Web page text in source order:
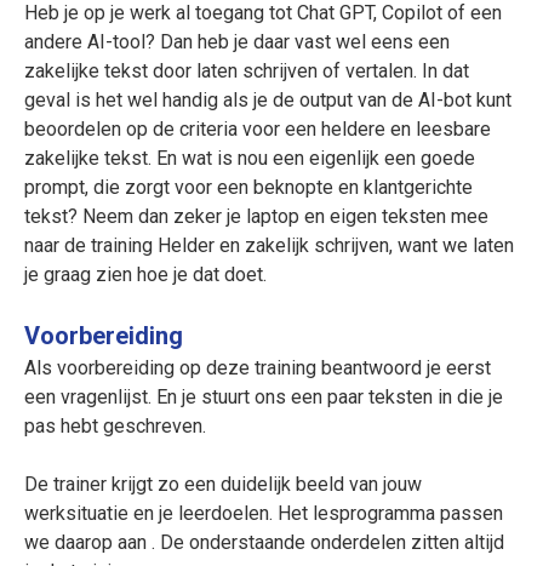
Heb je op je werk al toegang tot Chat GPT, Copilot of een
andere AI-tool? Dan heb je daar vast wel eens een
zakelijke tekst door laten schrijven of vertalen. In dat
geval is het wel handig als je de output van de AI-bot kunt
beoordelen op de criteria voor een heldere en leesbare
zakelijke tekst. En wat is nou een eigenlijk een goede
prompt, die zorgt voor een beknopte en klantgerichte
tekst? Neem dan zeker je laptop en eigen teksten mee
naar de training Helder en zakelijk schrijven, want we laten
je graag zien hoe je dat doet.
Voorbereiding
Als voorbereiding op deze training beantwoord je eerst
een vragenlijst. En je stuurt ons een paar teksten in die je
pas hebt geschreven.
De trainer krijgt zo een duidelijk beeld van jouw
werksituatie en je leerdoelen. Het lesprogramma passen
we daarop aan . De onderstaande onderdelen zitten altijd